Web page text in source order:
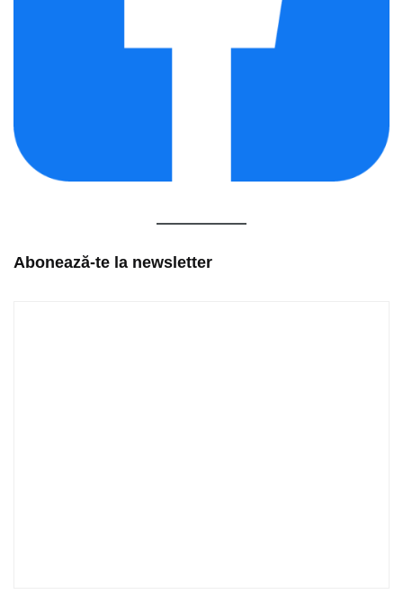
Abonează-te la newsletter